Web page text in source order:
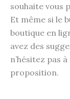
souhaite vous
Et même si le
boutique en
avez des
n’hésitez pas
proposition.